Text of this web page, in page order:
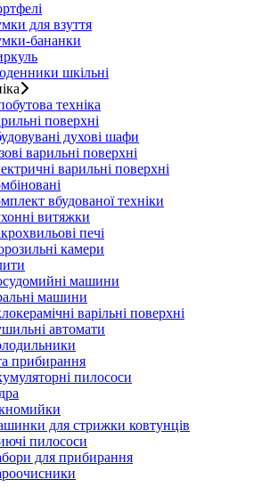
для взуття
бананки
шкільні
техніка
поверхні
духові шафи
варильні поверхні
варильні поверхні
вбудованої техніки
витяжки
печі
камери
машини
машини
варільні поверхні
автомати
прибирання
пилососи
для стрижки ковтунців
пилососи
для прибирання